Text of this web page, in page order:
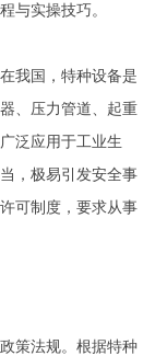
与实操技巧。
我国，特种设备是
、压力管道、起重
泛应用于工业生
，极易引发安全事
可制度，要求从事
策法规。根据特种